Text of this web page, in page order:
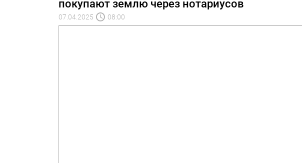
покупают землю через нотариусов
07.04.2025 08:00